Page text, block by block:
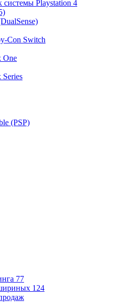
системы Playstation 4
Con Switch
One
(PSP)
77
124